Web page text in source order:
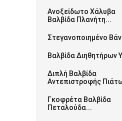
Ανοξείδωτο Χάλυβα
Βαλβίδα Πλανήτη...
Στεγανοποιημένο
Βαλβίδα Διηθητήρων Υ
Διπλή Βαλβίδα
Αντεπιστροφής
Γκοφρέτα Βαλβίδα
Πεταλούδα...